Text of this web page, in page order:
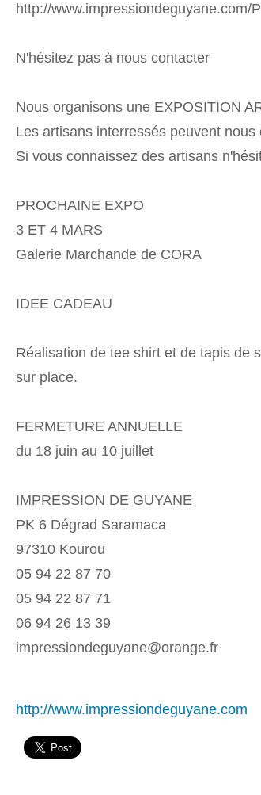
http://www.impressiondeguyane.com/
N'hésitez pas à nous contacter
Nous organisons une EXPOSITION
Les artisans interressés peuvent
Si vous connaissez des artisans
PROCHAINE EXPO
3 ET 4 MARS
Galerie Marchande de CORA
IDEE CADEAU
Réalisation de tee shirt et de tapis de
sur place.
FERMETURE ANNUELLE
du 18 juin au 10 juillet
IMPRESSION DE GUYANE
PK 6 Dégrad Saramaca
97310 Kourou
05 94 22 87 70
05 94 22 87 71
06 94 26 13 39
impressiondeguyane@orange.fr
http://www.impressiondeguyane.com